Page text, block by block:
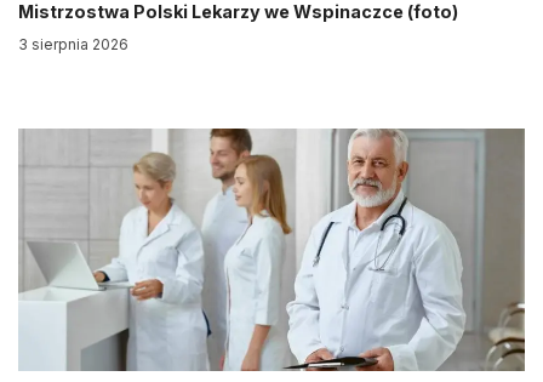
Mistrzostwa Polski Lekarzy we Wspinaczce (foto)
3 sierpnia 2026